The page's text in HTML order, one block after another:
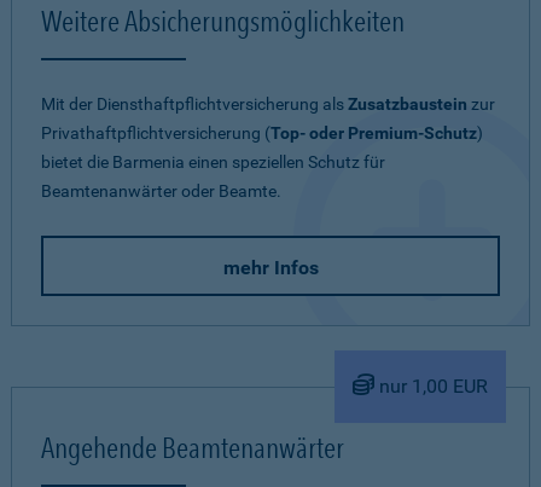
Weitere Absicherungsmöglichkeiten
Mit der Diensthaftpflichtversicherung alsZusatzbaustein zur
Privathaftpflichtversicherung (Top- oder Premium-Schutz)
bietet die Barmenia einen speziellen Schutz für
Beamtenanwärter oder Beamte.
mehr Infos
nur 1,00 EUR
Angehende Beamtenanwärter